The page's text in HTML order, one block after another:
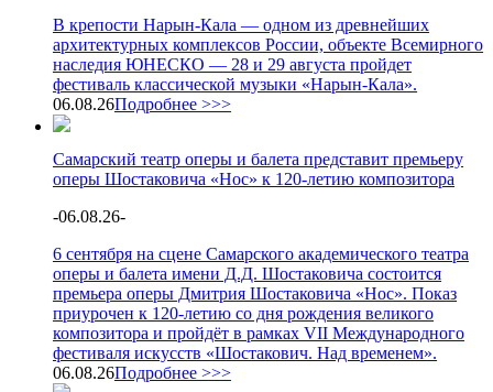
В крепости Нарын-Кала — одном из древнейших
архитектурных комплексов России, объекте Всемирного
наследия ЮНЕСКО — 28 и 29 августа пройдет
фестиваль классической музыки «Нарын-Кала».
06.08.26Подробнее >>>
Самарский театр оперы и балета представит премьеру
оперы Шостаковича «Нос» к 120-летию композитора
-06.08.26-
6 сентября на сцене Самарского академического театра
оперы и балета имени Д.Д. Шостаковича состоится
премьера оперы Дмитрия Шостаковича «Нос». Показ
приурочен к 120-летию со дня рождения великого
композитора и пройдёт в рамках VII Международного
фестиваля искусств «Шостакович. Над временем».
06.08.26Подробнее >>>